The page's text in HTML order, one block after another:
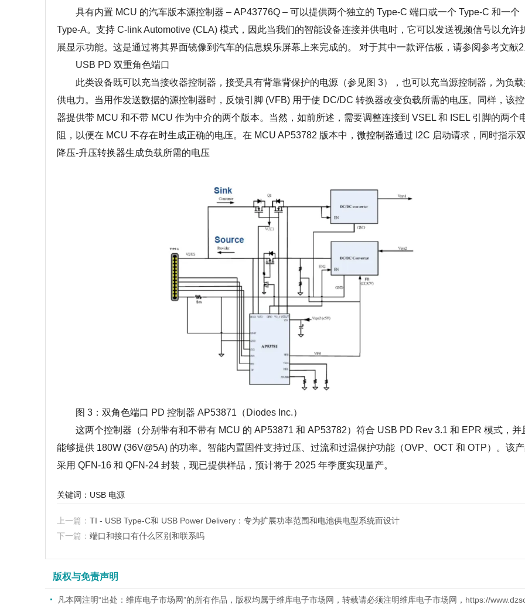
具有内置 MCU 的汽车版本源控制器 – AP43776Q – 可以提供两个独立的 Type-C 端口或一个 Type-C 和一个
Type-A。支持 C-link Automotive (CLA) 模式，因此当我们的智能设备连接并供电时，它可以发送视频信号以允许
展显示功能。这是通过将其界面镜像到汽车的信息娱乐屏幕上来完成的。 对于其中一款评估板，请参阅参考文献2
USB PD 双重角色端口
此类设备既可以充当接收器控制器，接受具有背靠背保护的电源（参见图 3），也可以充当源控制器，为负载
供电力。当用作发送数据的源控制器时，反馈引脚 (VFB) 用于使 DC/DC 转换器改变负载所需的电压。同样，该控
器提供带 MCU 和不带 MCU 作为中介的两个版本。当然，如前所述，需要调整连接到 VSEL 和 ISEL 引脚的两个
阻，以便在 MCU 不存在时生成正确的电压。在 MCU AP53782 版本中， 微控制器通过 I2C 启动请求，同时指示
降压-升压转换器生成负载所需的电压
图 3：双角色端口 PD 控制器 AP53871（Diodes Inc.）
这两个控制器（分别带有和不带有 MCU 的 AP53871 和 AP53782）符合 USB PD Rev 3.1 和 EPR 模式，并
能够提供 180W (36V@5A) 的功率。智能内置固件支持过压、过流和过温保护功能（OVP、OCT 和 OTP）。该
采用 QFN-16 和 QFN-24 封装，现已提供样品，预计将于 2025 年季度实现量产。
关键词：USB 电源
上一篇： TI - USB Type-C和 USB Power Delivery：专为扩展功率范围和电池供电型系统而设计
下一篇： 端口和接口有什么区别和联系吗
版权与免责声明
凡本网注明“出处：维库电子市场网”的所有作品，版权均属于维库电子市场网，转载请必须注明维库电子市场网，https://